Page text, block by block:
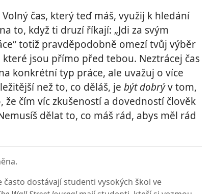
Volný čas, který teď máš, využij k hledání
to, když ti druzí říkají: „Jdi za svým
totiž pravděpodobně omezí tvůj výběr
jsou přímo před tebou. Neztrácej čas
konkrétní typ práce, ale uvažuj o více
než to, co děláš, je být dobrýv tom,
že čím víc zkušeností a dovedností člověk
dělat to, co máš rád, abys měl rád
dostávají studenti vysokých škol ve